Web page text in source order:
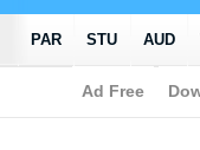
Biblia>